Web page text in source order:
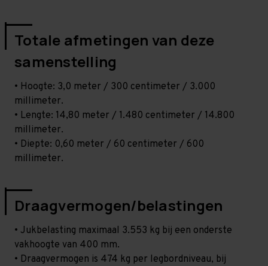
Totale afmetingen van deze
samenstelling
• Hoogte: 3,0 meter / 300 centimeter / 3.000
millimeter.
• Lengte: 14,80 meter / 1.480 centimeter / 14.800
millimeter.
• Diepte: 0,60 meter / 60 centimeter / 600
millimeter.
Draagvermogen/belastingen
• Jukbelasting maximaal 3.553 kg bij een onderste
vakhoogte van 400 mm.
• Draagvermogen is 474 kg per legbordniveau, bij